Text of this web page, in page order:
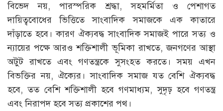
বিভেদ নয়, পারস্পরিক শ্রদ্ধা, সহমর্মিতা ও পেশাগত
দায়িত্ববোধের ভিত্তিতে সাংবাদিক সমাজকে এক কাতারে
দাঁড়াতে হবে। কারণ ঐক্যবদ্ধ সাংবাদিক সমাজই পারে সত্য ও
ন্যায়ের পক্ষে আরও শক্তিশালী ভূমিকা রাখতে, জনগণের আস্থা
অটুট রাখতে এবং গণতন্ত্রকে সুসংহত করতে। সময় এখন
বিভক্তির নয়, ঐক্যের। সাংবাদিক সমাজ যত বেশি ঐক্যবদ্ধ
হবে, তত বেশি শক্তিশালী হবে গণমাধ্যম, সুদৃঢ় হবে গণতন্ত্র
এবং নিরাপদ হবে সত্য প্রকাশের পথ।